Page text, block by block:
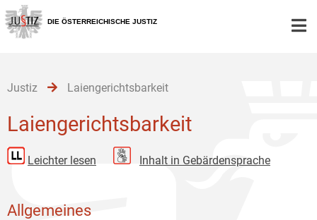
Zur
Hauptnavigation
[1]
Zum
Inhalt
[2]
Zum
Untermenü
[3]
DIE ÖSTERREICHISCHE JUSTIZ
Justiz Laiengerichtsbarkeit
Laiengerichtsbarkeit
Leichter lesen Inhalt in Gebärdensprache
Allgemeines